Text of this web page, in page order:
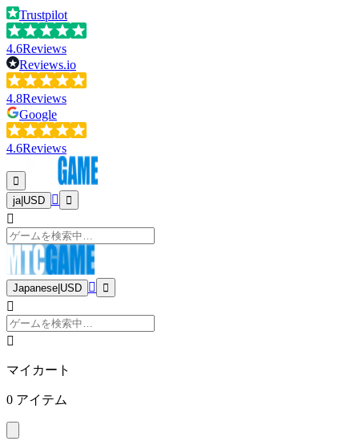
Trustpilot
4.6Reviews
Reviews.io
4.8Reviews
Google
4.6Reviews
ja| USD
Japanese USD
マイカート
0 アイテム